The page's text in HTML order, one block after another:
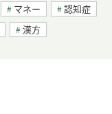
マネー
認知症
漢方